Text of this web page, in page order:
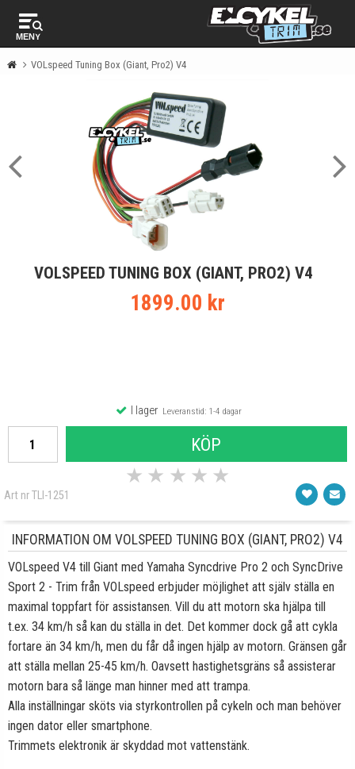
MENY
VOLspeed Tuning Box (Giant, Pro2) V4
VOLSPEED TUNING BOX (GIANT, PRO2) V4
1899.00 kr
I lagerLeveranstid: 1-4 dagar
KÖP
★ ★ ★ ★ ★
Art nr TLI-1251
INFORMATION OM VOLSPEED TUNING BOX (GIANT, PRO2) V4
VOLspeed V4 till Giant med Yamaha Syncdrive Pro 2 och SyncDrive
Sport 2 - Trim från VOLspeed erbjuder möjlighet att själv ställa en
maximal toppfart för assistansen. Vill du att motorn ska hjälpa till
t.ex. 34 km/h så kan du ställa in det. Det kommer dock gå att cykla
fortare än 34 km/h, men du får då ingen hjälp av motorn. Gränsen går
att ställa mellan 25-45 km/h. Oavsett hastighetsgräns så assisterar
motorn bara så länge man hinner med att trampa.
Alla inställningar sköts via styrkontrollen på cykeln och man behöver
ingen dator eller smartphone.
Trimmets elektronik är skyddad mot vattenstänk.